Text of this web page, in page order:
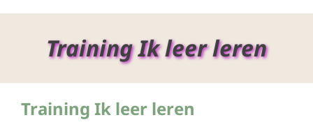
Training Ik leer leren
Training Ik leer leren